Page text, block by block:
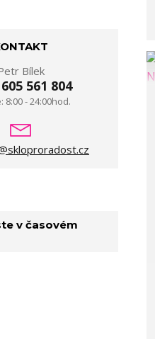
Bílek
561 804
8:00 - 24:00hod.
v časovém